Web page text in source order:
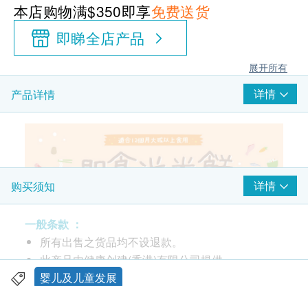
本店购物满$350即享免费送货
即睇全店产品
展开所有
产品详情 详情
购买须知 详情
一般条款 ：
所有出售之货品均不设退款。
此产品由健康创建(香港)有限公司提供。
如有任何争议，健康创建(香港)有限公司及健康网
婴儿及儿童发展